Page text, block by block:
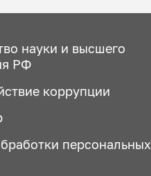
науки и высшего
РФ
коррупции
персональных